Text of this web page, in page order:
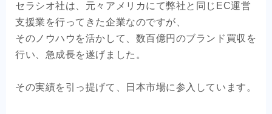
セラシオ社は、元々アメリカにて弊社と同じEC運営
支援業を行ってきた企業なのですが、
そのノウハウを活かして、数百億円のブランド買収を
行い、急成長を遂げました。
その実績を引っ提げて、日本市場に参入しています。